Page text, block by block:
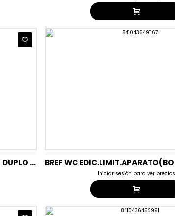
BREF WC EDIC.LIMIT.APARATO(BOLAS) DUPLO ESENCIA MEDITERRANEA
Iniciar sesión para ver precios